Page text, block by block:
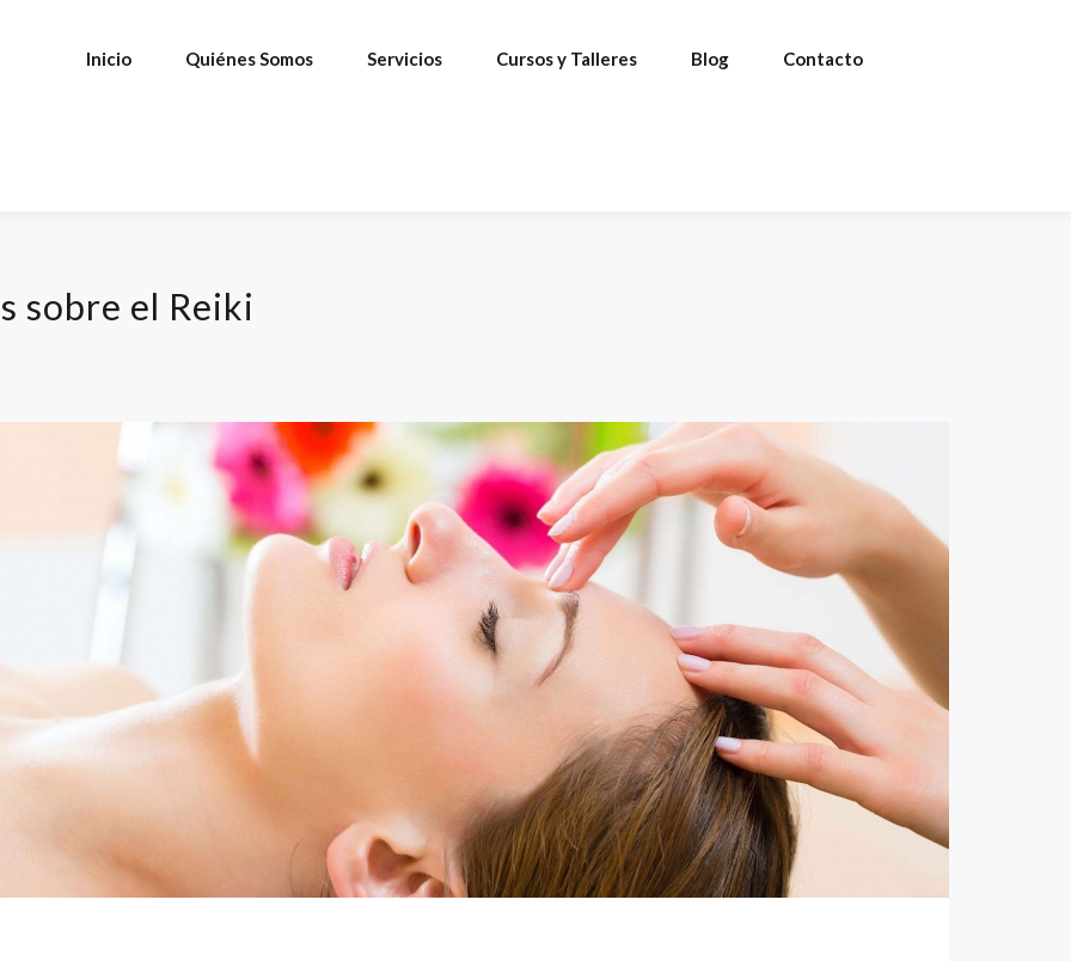
Inicio Quiénes Somos Servicios Cursos y Talleres Blog Contacto
sobre el Reiki